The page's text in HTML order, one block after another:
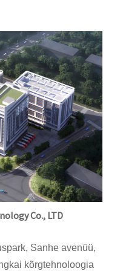
Co., LTD
Sanhe avenüü,
kõrgtehnoloogia